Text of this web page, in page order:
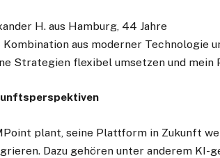
H. aus Hamburg, 44 Jahre
Kombination aus moderner Technologie
Strategien flexibel umsetzen und
plant, seine Plattform in Zukunft
Dazu gehören unter anderem